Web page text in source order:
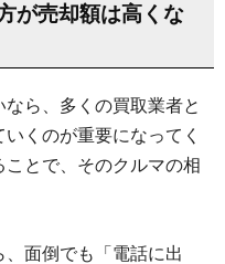
が売却額は高くな
ら、多くの買取業者と
くのが重要になってく
とで、そのクルマの相
面倒でも「電話に出